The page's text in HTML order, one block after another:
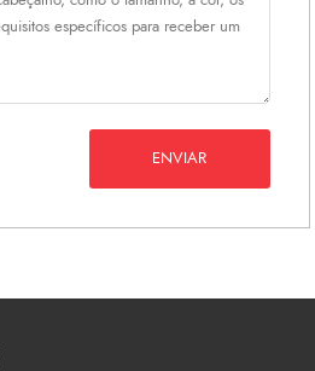
ENVIAR